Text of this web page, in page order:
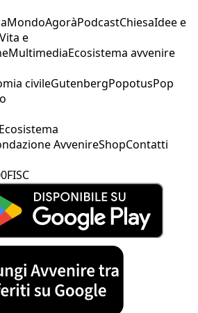
MondoAgoràPodcastChiesaIdee e
Vita e
MultimediaEcosistema avvenire
civileGutenbergPopotusPop
Ecosistema
AvvenireShopContatti
FISC